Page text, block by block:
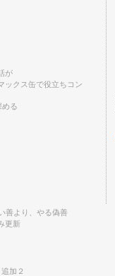
が
クス缶で役立ちコン
める
善より、やる偽善
更新
加２